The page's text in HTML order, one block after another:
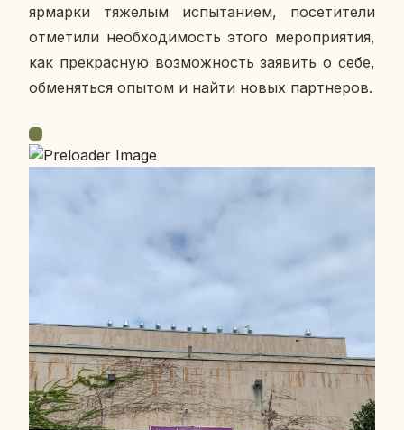
яр­мар­ки тя­же­лым ис­пы­та­ни­ем, по­се­ти­те­ли
от­ме­ти­ли необ­хо­ди­мость этого ме­ро­при­я­тия,
как пре­крас­ную воз­мож­ность за­явить о себе,
об­ме­нять­ся опытом и найти новых парт­не­ров.